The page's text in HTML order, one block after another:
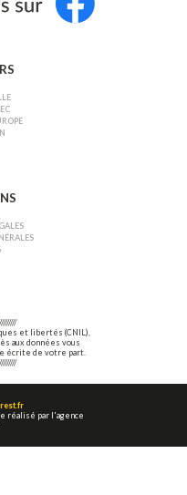
et libertés (CNIL),
aux données vous
écrite de votre part.
réalisé par l'agence